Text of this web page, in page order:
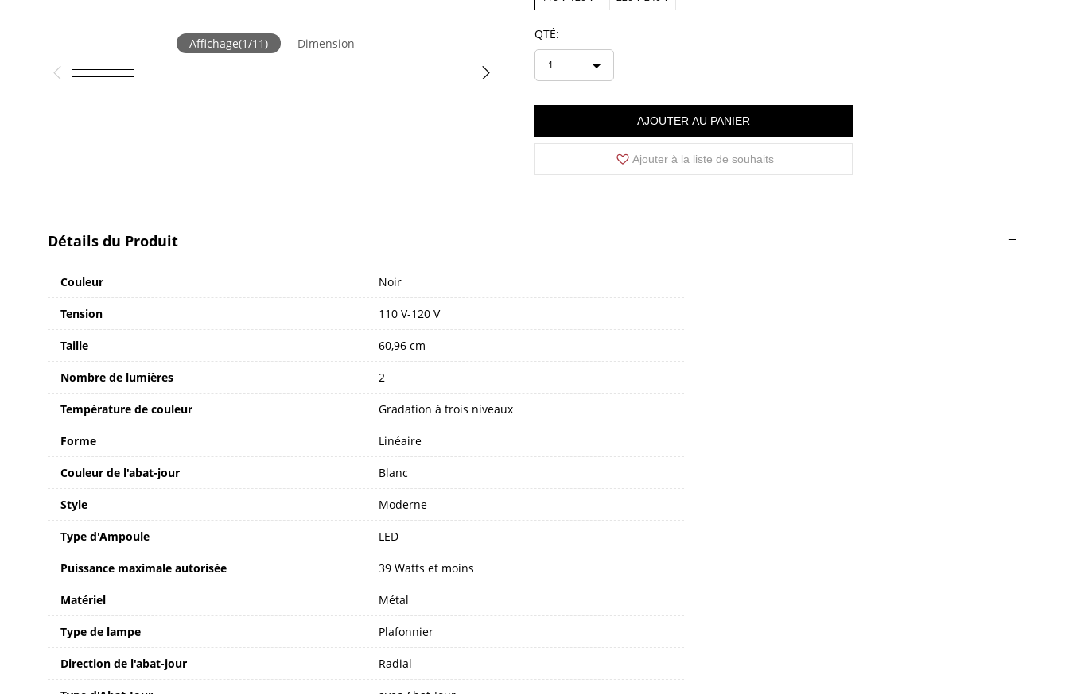
Affichage(1/11) Dimension
QTÉ:
1
AJOUTER AU PANIER
Ajouter à la liste de souhaits
Détails du Produit
Couleur Noir
Tension 110 V-120 V
Taille 60,96 cm
Nombre de lumières 2
Température de couleur Gradation à trois niveaux
Forme Linéaire
Couleur de l'abat-jour Blanc
Style Moderne
Type d'Ampoule LED
Puissance maximale autorisée 39 Watts et moins
Matériel Métal
Type de lampe Plafonnier
Direction de l'abat-jour Radial